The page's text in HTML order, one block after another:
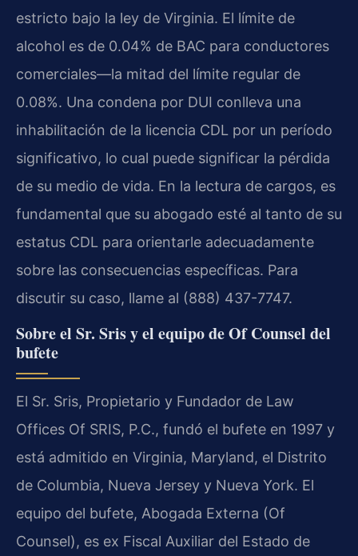
estricto bajo la ley de Virginia. El límite de
alcohol es de 0.04% de BAC para conductores
comerciales—la mitad del límite regular de
0.08%. Una condena por DUI conlleva una
inhabilitación de la licencia CDL por un período
significativo, lo cual puede significar la pérdida
de su medio de vida. En la lectura de cargos, es
fundamental que su abogado esté al tanto de su
estatus CDL para orientarle adecuadamente
sobre las consecuencias específicas. Para
discutir su caso, llame al (888) 437-7747.
Sobre el Sr. Sris y el equipo de Of Counsel del
bufete
El Sr. Sris, Propietario y Fundador de Law
Offices Of SRIS, P.C., fundó el bufete en 1997 y
está admitido en Virginia, Maryland, el Distrito
de Columbia, Nueva Jersey y Nueva York. El
equipo del bufete, Abogada Externa (Of
Counsel), es ex Fiscal Auxiliar del Estado de